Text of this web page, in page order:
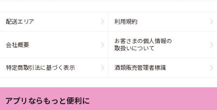
配送エリア 利用規約
会社概要
お客さまの個人情報の
取扱いについて
特定商取引法に基づく表示 酒類販売管理者標識
アプリならもっと便利に